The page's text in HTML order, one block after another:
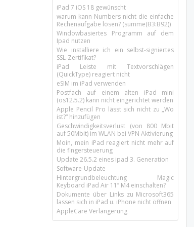
iPad 7 iOS 18 gewünscht
warum kann Numbers nicht die einfache
Rechenaufgabe lösen? (summe(B3:B92))
Windowbasiertes Programm auf dem
Ipad nutzen
Wie installiere ich ein selbst-signiertes
SSL-Zertifikat?
iPad Leiste mit Textvorschlägen
(QuickType) reagiert nicht
eSIM im iPad verwenden
Postfach auf einem alten iPad mini
(os12.5.2) kann nicht eingerichtet werden
Apple Pencil Pro lässt sich nicht zu „Wo
ist?“ hinzufügen
Geschwindigkeitsverlust (von 800 Mbit
auf 50Mbit) im WLAN bei VPN Aktivierung
Moin, mein iPad reagiert nicht mehr auf
die fingersteuerung
Update 26.5.2 eines ipad 3. Generation
Software-Update
Hintergrundbeleuchtung Magic
Keyboard iPad Air 11’’ M4 einschalten?
Dokumente über Links zu Microsoft365
lassen sich in iPad u. iPhone nicht öffnen
AppleCare Verlängerung